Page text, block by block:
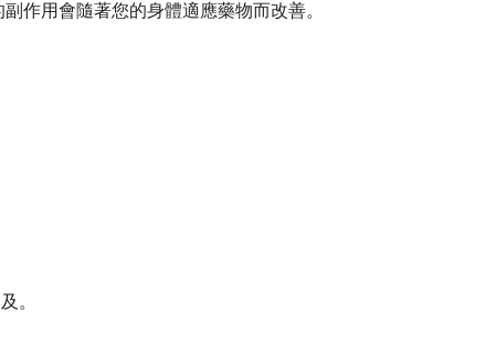
作用會隨著您的身體適應藥物而改善。
。